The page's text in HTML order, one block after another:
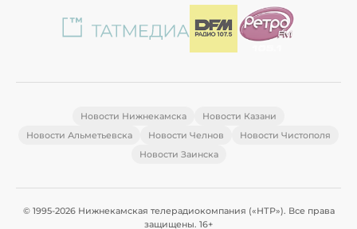
Новости Нижнекамска
Новости Казани
Новости Альметьевска
Новости Челнов
Новости Чистополя
Новости Заинска
© 1995-2026 Нижнекамская телерадиокомпания («НТР»). Все права
защищены. 16+